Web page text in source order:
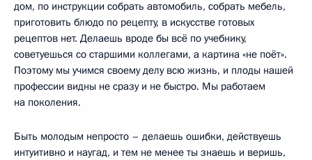
дом, по инструкции собрать автомобиль, собрать мебель,
приготовить блюдо по рецепту, в искусстве готовых
рецептов нет. Делаешь вроде бы всё по учебнику,
советуешься со старшими коллегами, а картина «не поёт».
Поэтому мы учимся своему делу всю жизнь, и плоды нашей
профессии видны не сразу и не быстро. Мы работаем
на поколения.
Быть молодым непросто – делаешь ошибки, действуешь
интуитивно и наугад, и тем не менее ты знаешь и веришь,